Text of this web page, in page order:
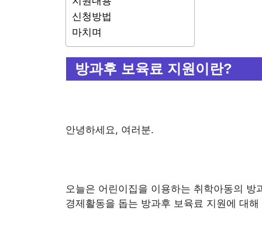
신청방법
마치며
방과후 보육료 지원이란?
안녕하세요, 여러분.
오늘은 어린이집을 이용하는 취학아동의
경제활동을 돕는 방과후 보육료 지원에 대